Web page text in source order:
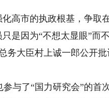
市的执政根基，争取
是因为“不想太显眼”而
务大臣村上诚一郎公开
了“国力研究会”的首